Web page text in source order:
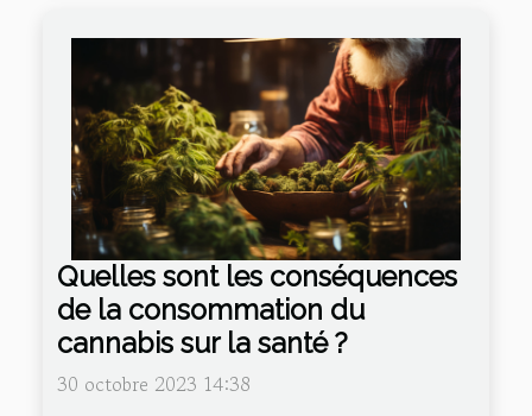
Quelles sont les conséquences
de la consommation du
cannabis sur la santé ?
30 octobre 2023 14:38